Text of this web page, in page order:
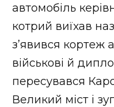
автомобіль
котрий виїхав
з’явився кортеж
військові й
пересувався
Великий міст і